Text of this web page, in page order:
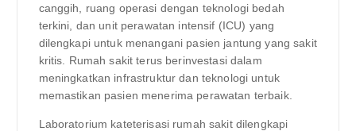
canggih, ruang operasi dengan teknologi bedah
terkini, dan unit perawatan intensif (ICU) yang
dilengkapi untuk menangani pasien jantung yang sakit
kritis. Rumah sakit terus berinvestasi dalam
meningkatkan infrastruktur dan teknologi untuk
memastikan pasien menerima perawatan terbaik.
Laboratorium kateterisasi rumah sakit dilengkapi